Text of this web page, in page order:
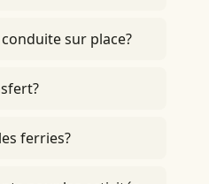
sur place?
ferries?